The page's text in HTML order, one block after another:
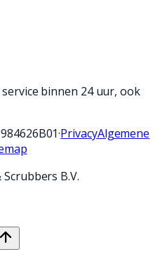
binnen 24 uur, ook
·PrivacyAlgemene
B.V.